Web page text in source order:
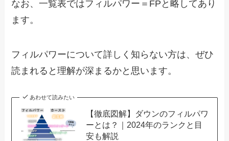
なお、一覧表ではフィルパワー＝FPと略してあり
ます。
フィルパワーについて詳しく知らない方は、ぜひ
読まれると理解が深まるかと思います。
あわせて読みたい
【徹底図解】ダウンのフィルパワ
ーとは？｜2024年のランクと目
安も解説